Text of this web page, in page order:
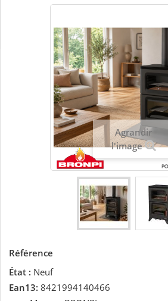
Agrandir
l'image
Référence
État : Neuf
Ean13: 8421994140466